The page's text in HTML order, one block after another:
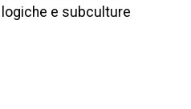
e subculture